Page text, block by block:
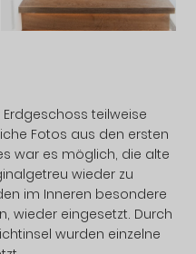
teilweise
Fotos aus den ersten
war es möglich, die alte
wieder zu
im Inneren besondere
wieder eingesetzt. Durch
wurden einzelne